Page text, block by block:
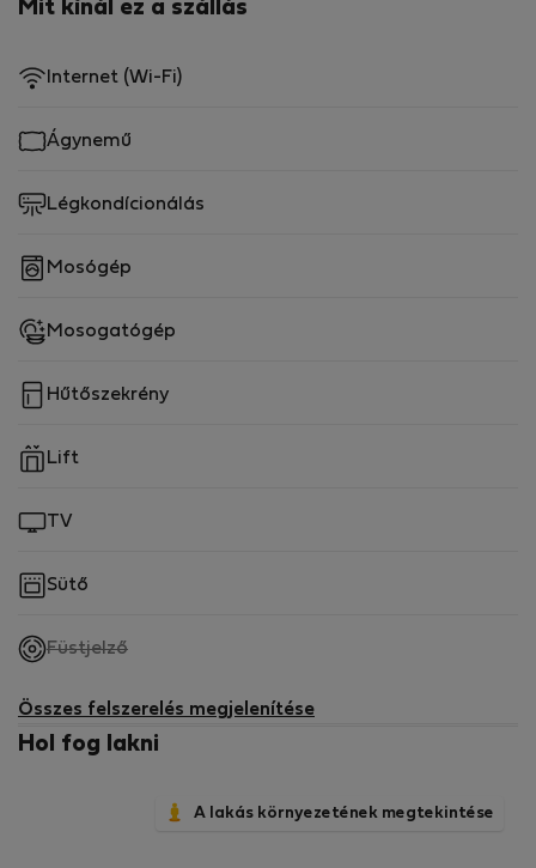
Mit kínál ez a szállás
Internet (Wi-Fi)
Ágynemű
Légkondícionálás
Mosógép
Mosogatógép
Hűtőszekrény
Lift
TV
Sütő
Füstjelző,
elérhető
Összes felszerelés megjelenítése
Hol fog lakni
A lakás környezetének megtekintése